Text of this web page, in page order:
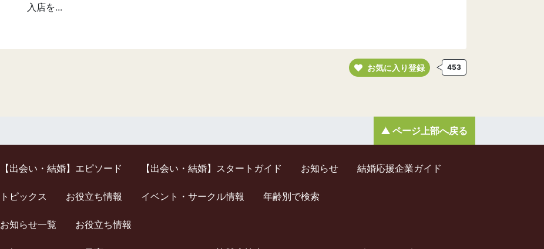
入店を...
お気に入り登録 453
ページ上部へ戻る
【出会い・結婚】エピソード 【出会い・結婚】スタートガイド お知らせ 結婚応援企業ガイド
トピックス お役立ち情報 イベント・サークル情報 年齢別で検索
お知らせ一覧 お役立ち情報